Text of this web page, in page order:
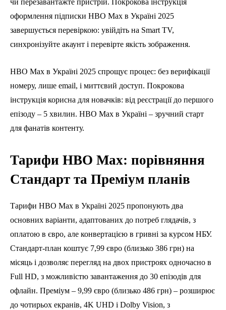
чи перезавантажте пристрій. Покрокова інструкція
оформлення підписки HBO Max в Україні 2025
завершується перевіркою: увійдіть на Smart TV,
синхронізуйте акаунт і перевірте якість зображення.
HBO Max в Україні 2025 спрощує процес: без верифікації
номеру, лише email, і миттєвий доступ. Покрокова
інструкція корисна для новачків: від реєстрації до першого
епізоду – 5 хвилин. HBO Max в Україні – зручний старт
для фанатів контенту.
Тарифи HBO Max: порівняння
Стандарт та Преміум планів
Тарифи HBO Max в Україні 2025 пропонують два
основних варіанти, адаптованих до потреб глядачів, з
оплатою в євро, але конвертацією в гривні за курсом НБУ.
Стандарт-план коштує 7,99 євро (близько 386 грн) на
місяць і дозволяє перегляд на двох пристроях одночасно в
Full HD, з можливістю завантаження до 30 епізодів для
офлайн. Преміум – 9,99 євро (близько 486 грн) – розширює
до чотирьох екранів, 4K UHD і Dolby Vision, з